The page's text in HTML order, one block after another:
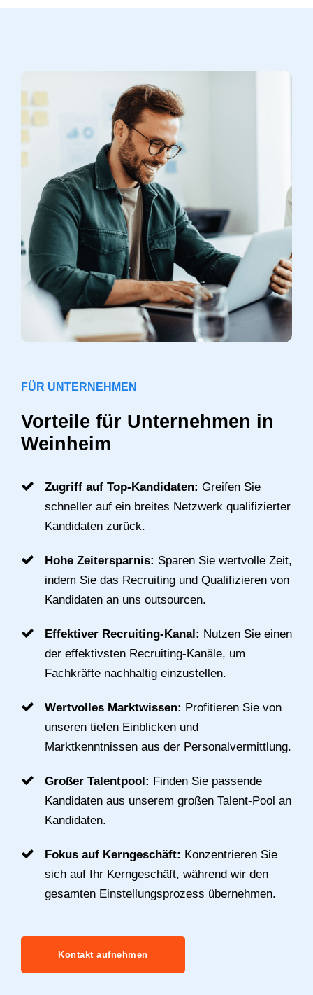
FÜR UNTERNEHMEN
Vorteile für Unternehmen in
Weinheim
Zugriff auf Top-Kandidaten: Greifen Sie
schneller auf ein breites Netzwerk qualifizierter
Kandidaten zurück.
Hohe Zeitersparnis: Sparen Sie wertvolle Zeit,
indem Sie das Recruiting und Qualifizieren von
Kandidaten an uns outsourcen.
Effektiver Recruiting-Kanal: Nutzen Sie einen
der effektivsten Recruiting-Kanäle, um
Fachkräfte nachhaltig einzustellen.
Wertvolles Marktwissen: Profitieren Sie von
unseren tiefen Einblicken und
Marktkenntnissen aus der Personalvermittlung.
Großer Talentpool: Finden Sie passende
Kandidaten aus unserem großen Talent-Pool an
Kandidaten.
Fokus auf Kerngeschäft: Konzentrieren Sie
sich auf Ihr Kerngeschäft, während wir den
gesamten Einstellungsprozess übernehmen.
Kontakt aufnehmen